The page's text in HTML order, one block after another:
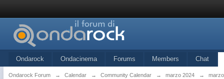
Ondarock Ondacinema Forums Members Chat
Ondarock Forum → Calendar → Community Calendar → marzo 2024 →